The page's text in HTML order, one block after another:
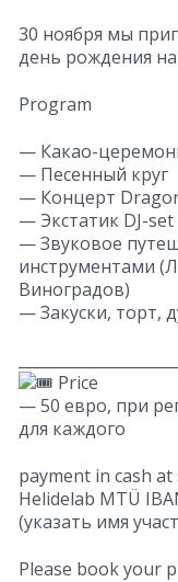
30 ноября мы
день рождения
Program
— Какао-
— Песенный круг
— Концерт
— Экстатик DJ-
— Звуковое
инструментами
Виноградов)
— Закуски, торт,
Price
— 50 евро, при
для каждого
payment in cash
Helidelab MTÜ
(указать имя
Please book your